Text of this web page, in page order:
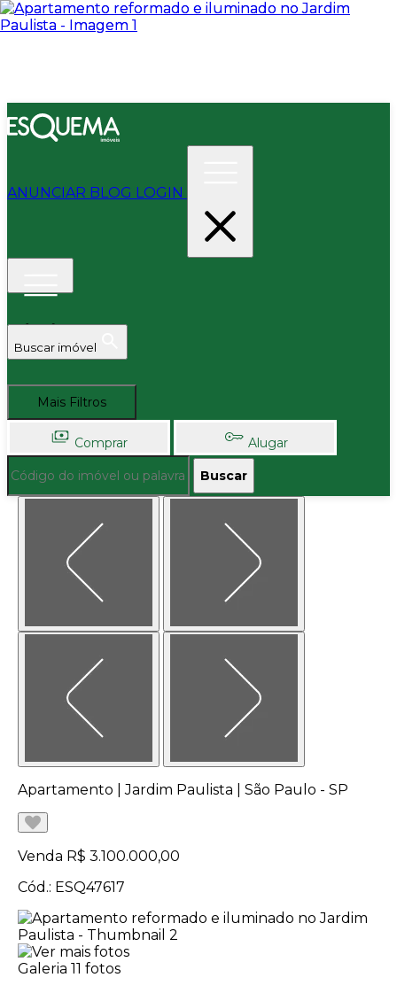
ANUNCIAR BLOG LOGIN
Buscar imóvel
Mais Filtros
Comprar Alugar
Buscar
Apartamento | Jardim Paulista | São Paulo - SP
Venda R$ 3.100.000,00
Cód.: ESQ47617
Galeria 11 fotos